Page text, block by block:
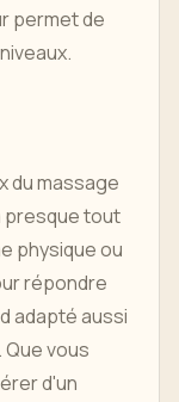
permet de
du massage
presque tout
physique ou
répondre
adapté aussi
vous
d'un